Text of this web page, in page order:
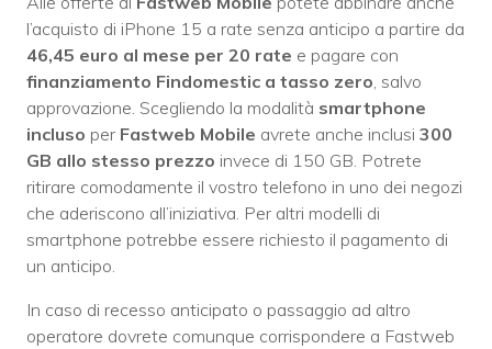
l’acquisto di iPhone 15 a rate senza anticipo a partire da
46,45 euro al mese per 20 rate e pagare con
finanziamento Findomestic a tasso zero, salvo
approvazione. Scegliendo la modalità smartphone
incluso per Fastweb Mobile avrete anche inclusi 300
GB allo stesso prezzo invece di 150 GB. Potrete
ritirare comodamente il vostro telefono in uno dei negozi
che aderiscono all’iniziativa. Per altri modelli di
smartphone potrebbe essere richiesto il pagamento di
un anticipo.
In caso di recesso anticipato o passaggio ad altro
operatore dovrete comunque corrispondere a Fastweb